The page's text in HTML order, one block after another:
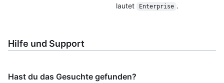
lautet
Enterprise .
Hilfe und Support
Hast du das Gesuchte gefunden?